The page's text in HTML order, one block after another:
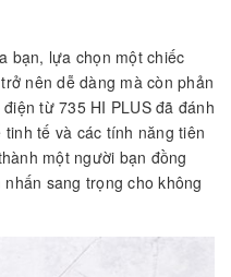
bạn, lựa chọn một chiếc
nên dễ dàng mà còn phản
từ 735 HI PLUS đã đánh
tế và các tính năng tiên
một người bạn đồng
sang trọng cho không